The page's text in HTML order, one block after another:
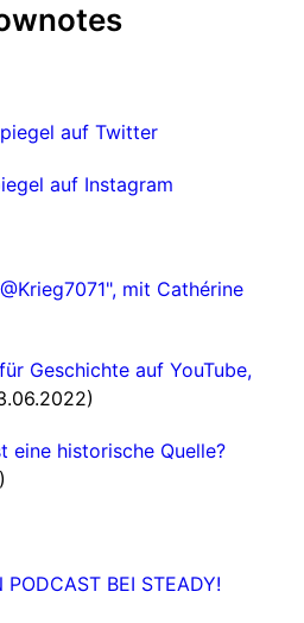
auf Twitter
auf Instagram
mit Cathérine
Geschichte auf YouTube,
eine historische Quelle?
BEI STEADY!